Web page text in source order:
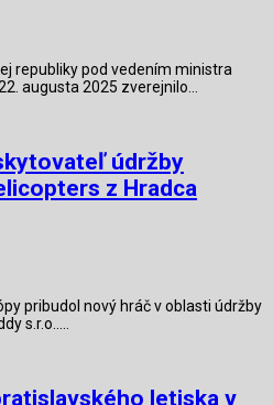
republiky pod vedením ministra
augusta 2025 zverejnilo…
údržby
z Hradca
pribudol nový hráč v oblasti údržby
s.r.o..…
letiska v